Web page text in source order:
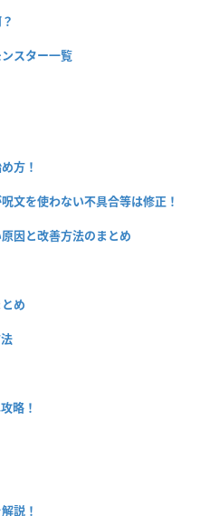
スター一覧
方！
文を使わない不具合等は修正！
因と改善方法のまとめ
め
略！
説！